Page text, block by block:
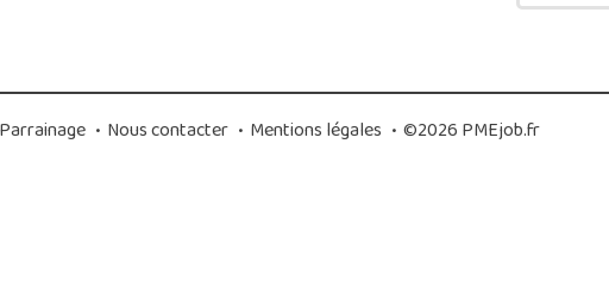
Parrainage • Nous contacter • Mentions légales • ©2026 PMEjob.fr